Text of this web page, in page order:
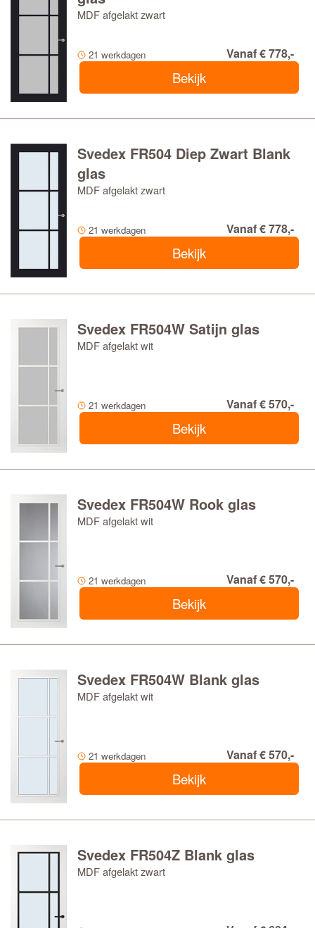
MDF afgelakt zwart
21 werkdagen Vanaf € 778,-
Bekijk
Svedex FR504 Diep Zwart Blank
glas
MDF afgelakt zwart
21 werkdagen Vanaf € 778,-
Bekijk
Svedex FR504W Satijn glas
MDF afgelakt wit
21 werkdagen Vanaf € 570,-
Bekijk
Svedex FR504W Rook glas
MDF afgelakt wit
21 werkdagen Vanaf € 570,-
Bekijk
Svedex FR504W Blank glas
MDF afgelakt wit
21 werkdagen Vanaf € 570,-
Bekijk
Svedex FR504Z Blank glas
MDF afgelakt zwart